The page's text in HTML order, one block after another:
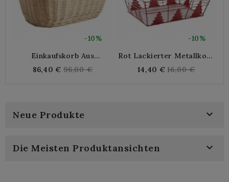
-10%
Einkaufskorb Aus
86,40 € Regular
96,00 €
-10%
Rot Lackierter Metallkorb
14,40 € Regular
16,00 €
Neue Produkte 
Die Meisten Produktansichten 